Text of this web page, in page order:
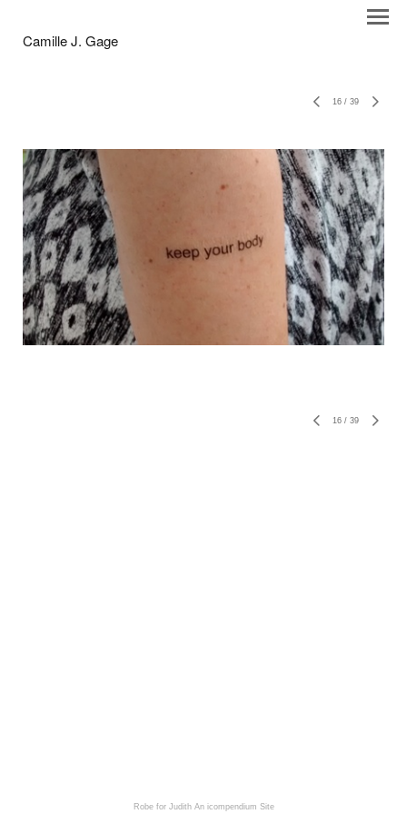
Camille J. Gage
16 / 39
16 / 39
Robe for Judith An icompendium Site